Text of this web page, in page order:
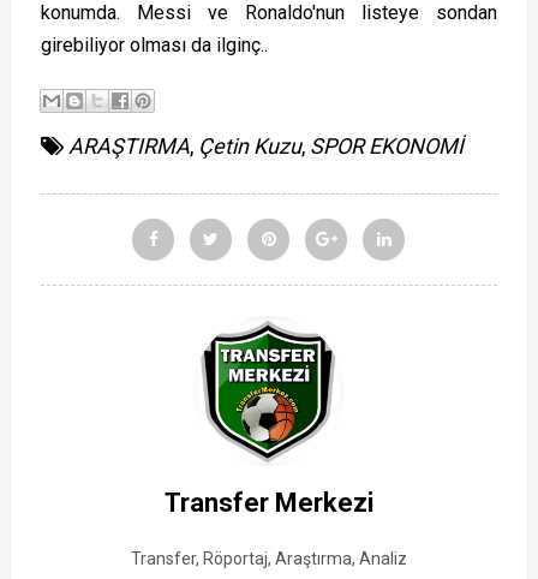
konumda. Messi ve Ronaldo'nun listeye sondan
girebiliyor olması da ilginç..
ARAŞTIRMA, Çetin Kuzu, SPOR EKONOMİ
Transfer Merkezi
Transfer, Röportaj, Araştırma, Analiz